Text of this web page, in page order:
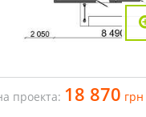
проекта: 18 870 грн